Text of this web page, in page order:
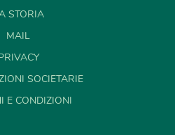
STORIA
MAIL
SOCIETARIE
E CONDIZIONI